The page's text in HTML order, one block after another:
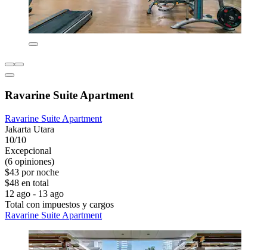
Ravarine Suite Apartment
Ravarine Suite Apartment
Jakarta Utara
10/10
Excepcional
(6 opiniones)
$43 por noche
$48 en total
12 ago - 13 ago
Total con impuestos y cargos
Ravarine Suite Apartment